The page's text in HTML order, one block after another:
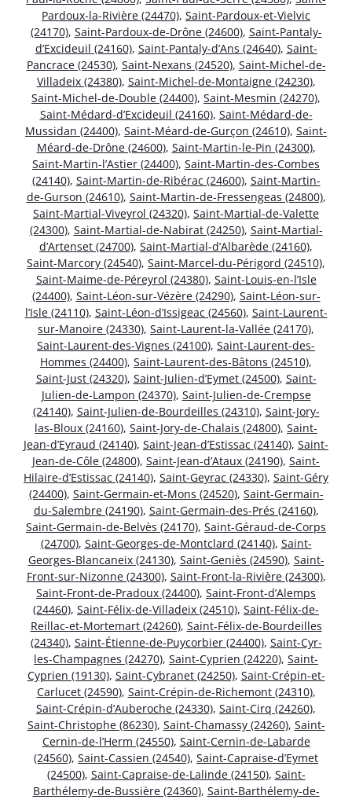
Pardoux-la-Rivière (24470), Saint-Pardoux-et-Vielvic
(24170), Saint-Pardoux-de-Drône (24600), Saint-Pantaly-
d’Excideuil (24160), Saint-Pantaly-d’Ans (24640), Saint-
Pancrace (24530), Saint-Nexans (24520), Saint-Michel-de-
Villadeix (24380), Saint-Michel-de-Montaigne (24230),
Saint-Michel-de-Double (24400), Saint-Mesmin (24270),
Saint-Médard-d’Excideuil (24160), Saint-Médard-de-
Mussidan (24400), Saint-Méard-de-Gurçon (24610), Saint-
Méard-de-Drône (24600), Saint-Martin-le-Pin (24300),
Saint-Martin-l’Astier (24400), Saint-Martin-des-Combes
(24140), Saint-Martin-de-Ribérac (24600), Saint-Martin-
de-Gurson (24610), Saint-Martin-de-Fressengeas (24800),
Saint-Martial-Viveyrol (24320), Saint-Martial-de-Valette
(24300), Saint-Martial-de-Nabirat (24250), Saint-Martial-
d’Artenset (24700), Saint-Martial-d’Albarède (24160),
Saint-Marcory (24540), Saint-Marcel-du-Périgord (24510),
Saint-Maime-de-Péreyrol (24380), Saint-Louis-en-l’Isle
(24400), Saint-Léon-sur-Vézère (24290), Saint-Léon-sur-
l’Isle (24110), Saint-Léon-d’Issigeac (24560), Saint-Laurent-
sur-Manoire (24330), Saint-Laurent-la-Vallée (24170),
Saint-Laurent-des-Vignes (24100), Saint-Laurent-des-
Hommes (24400), Saint-Laurent-des-Bâtons (24510),
Saint-Just (24320), Saint-Julien-d’Eymet (24500), Saint-
Julien-de-Lampon (24370), Saint-Julien-de-Crempse
(24140), Saint-Julien-de-Bourdeilles (24310), Saint-Jory-
las-Bloux (24160), Saint-Jory-de-Chalais (24800), Saint-
Jean-d’Eyraud (24140), Saint-Jean-d’Estissac (24140), Saint-
Jean-de-Côle (24800), Saint-Jean-d’Ataux (24190), Saint-
Hilaire-d’Estissac (24140), Saint-Geyrac (24330), Saint-Géry
(24400), Saint-Germain-et-Mons (24520), Saint-Germain-
du-Salembre (24190), Saint-Germain-des-Prés (24160),
Saint-Germain-de-Belvès (24170), Saint-Géraud-de-Corps
(24700), Saint-Georges-de-Montclard (24140), Saint-
Georges-Blancaneix (24130), Saint-Geniès (24590), Saint-
Front-sur-Nizonne (24300), Saint-Front-la-Rivière (24300),
Saint-Front-de-Pradoux (24400), Saint-Front-d’Alemps
(24460), Saint-Félix-de-Villadeix (24510), Saint-Félix-de-
Reillac-et-Mortemart (24260), Saint-Félix-de-Bourdeilles
(24340), Saint-Étienne-de-Puycorbier (24400), Saint-Cyr-
les-Champagnes (24270), Saint-Cyprien (24220), Saint-
Cyprien (19130), Saint-Cybranet (24250), Saint-Crépin-et-
Carlucet (24590), Saint-Crépin-de-Richemont (24310),
Saint-Crépin-d’Auberoche (24330), Saint-Cirq (24260),
Saint-Christophe (86230), Saint-Chamassy (24260), Saint-
Cernin-de-l’Herm (24550), Saint-Cernin-de-Labarde
(24560), Saint-Cassien (24540), Saint-Capraise-d’Eymet
(24500), Saint-Capraise-de-Lalinde (24150), Saint-
Barthélemy-de-Bussière (24360), Saint-Barthélemy-de-